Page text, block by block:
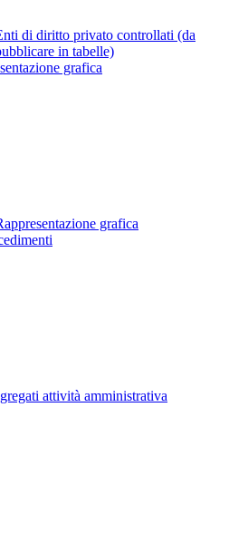
di diritto privato controllati (da
in tabelle)
grafica
grafica
attività amministrativa